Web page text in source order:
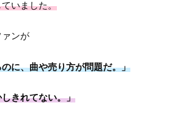
いました。
ンが
に、曲や売り方が問題だ。」
きれてない。」